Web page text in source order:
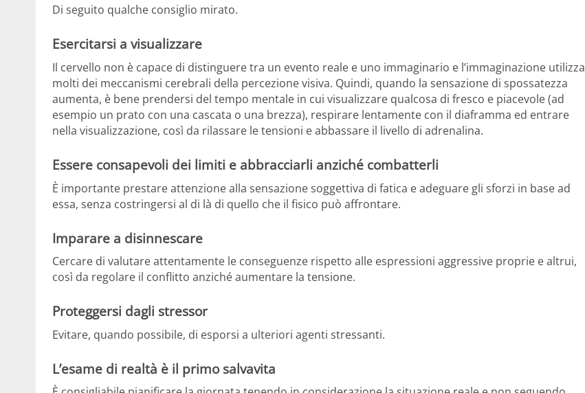
Di seguito qualche consiglio mirato.
Esercitarsi a visualizzare
Il cervello non è capace di distinguere tra un evento reale e uno immaginario e l’immaginazione utilizza
molti dei meccanismi cerebrali della percezione visiva. Quindi, quando la sensazione di spossatezza
aumenta, è bene prendersi del tempo mentale in cui visualizzare qualcosa di fresco e piacevole (ad
esempio un prato con una cascata o una brezza), respirare lentamente con il diaframma ed entrare
nella visualizzazione, così da rilassare le tensioni e abbassare il livello di adrenalina.
Essere consapevoli dei limiti e abbracciarli anziché combatterli
È importante prestare attenzione alla sensazione soggettiva di fatica e adeguare gli sforzi in base ad
essa, senza costringersi al di là di quello che il fisico può affrontare.
Imparare a disinnescare
Cercare di valutare attentamente le conseguenze rispetto alle espressioni aggressive proprie e altrui,
così da regolare il conflitto anziché aumentare la tensione.
Proteggersi dagli stressor
Evitare, quando possibile, di esporsi a ulteriori agenti stressanti.
L’esame di realtà è il primo salvavita